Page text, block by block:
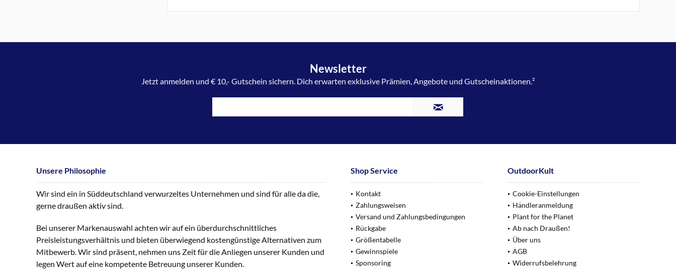
Newsletter
Jetzt anmelden und € 10,- Gutschein sichern. Dich erwarten exklusive Prämien, Angebote und Gutscheinaktionen.²
Unsere Philosophie
Wir sind ein in Süddeutschland verwurzeltes Unternehmen und sind für alle da die,
gerne draußen aktiv sind.
Bei unserer Markenauswahl achten wir auf ein überdurchschnittliches
Preisleistungsverhältnis und bieten überwiegend kostengünstige Alternativen zum
Mitbewerb. Wir sind präsent, nehmen uns Zeit für die Anliegen unserer Kunden und
legen Wert auf eine kompetente Betreuung unserer Kunden.
Shop Service
Kontakt
Zahlungsweisen
Versand und Zahlungsbedingungen
Rückgabe
Größentabelle
Gewinnspiele
Sponsoring
OutdoorKult
Cookie-Einstellungen
Händleranmeldung
Plant for the Planet
Ab nach Draußen!
Über uns
AGB
Widerrufsbelehrung